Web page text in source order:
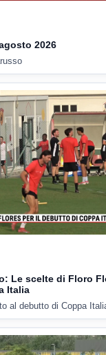
2026
Le scelte di Floro
Italia
al debutto di Coppa